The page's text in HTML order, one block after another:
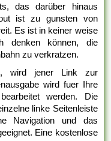
das darüber hinaus
ist zu gunsten von
Es ist in keiner weise
denken können, die
zu verkratzen.
wird jener Link zur
wird fuer Ihre
werden. Die
linke Seitenleiste
Navigation und das
Eine kostenlose